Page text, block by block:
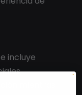
incluye